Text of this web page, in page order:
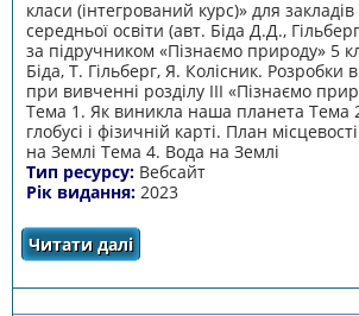
класи (інтегрований курс)» для закладів
середньої освіти (авт. Біда Д.Д.,
за підручником «Пізнаємо природу» 5
Біда, Т. Гільберг, Я. Колісник. Розробки
при вивченні розділу ІІІ «Пізнаємо
Тема 1. Як виникла наша планета Тема
глобусі і фізичній карті. План
на Землі Тема 4. Вода на Землі
Тип ресурсу: Вебсайт
Рік видання: 2023
Читати даліпро Веб-квести з курсу